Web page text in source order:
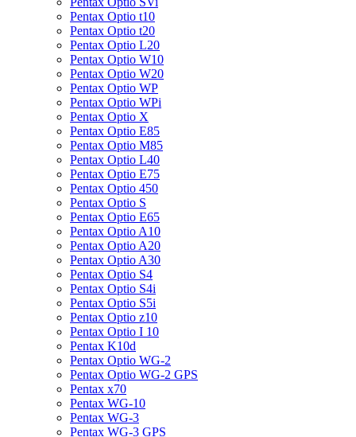
Pentax Optio t10
Pentax Optio t20
Pentax Optio L20
Pentax Optio W10
Pentax Optio W20
Pentax Optio WP
Pentax Optio WPi
Pentax Optio X
Pentax Optio E85
Pentax Optio M85
Pentax Optio L40
Pentax Optio E75
Pentax Optio 450
Pentax Optio S
Pentax Optio E65
Pentax Optio A10
Pentax Optio A20
Pentax Optio A30
Pentax Optio S4
Pentax Optio S4i
Pentax Optio S5i
Pentax Optio z10
Pentax Optio I 10
Pentax K10d
Pentax Optio WG-2
Pentax Optio WG-2 GPS
Pentax x70
Pentax WG-10
Pentax WG-3
Pentax WG-3 GPS